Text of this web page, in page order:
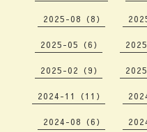
2025-08（8）
2025-05（6）
2025-02（9）
2024-11（11）
2024-08（6）